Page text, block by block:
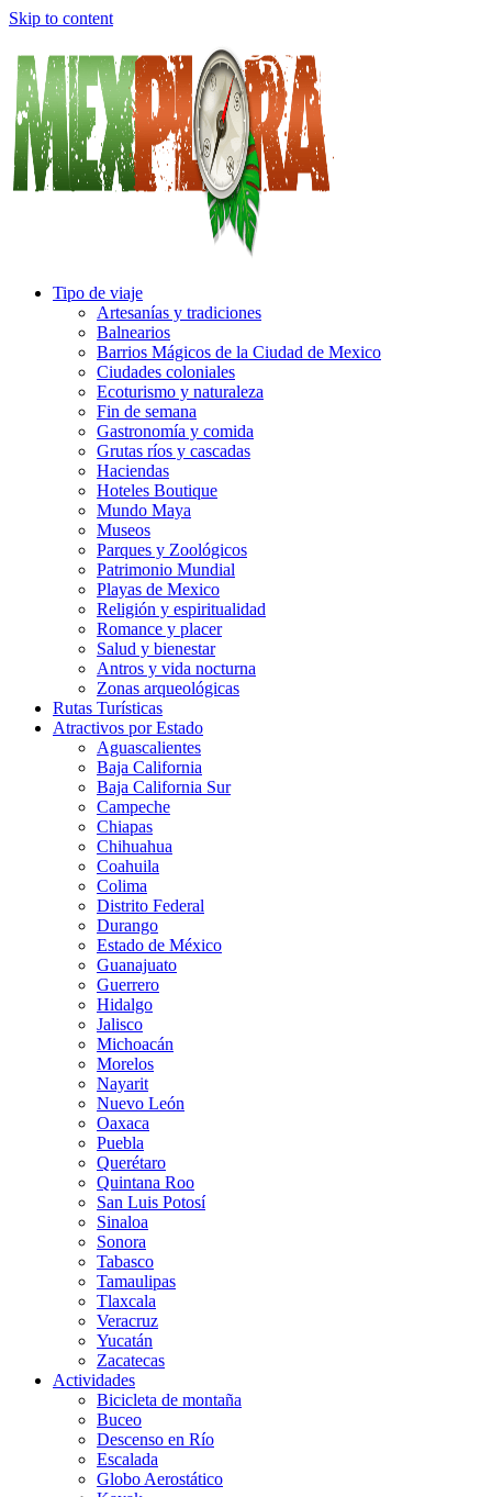
Skip to content
Tipo de viaje
Artesanías y tradiciones
Balnearios
Barrios Mágicos de la Ciudad de Mexico
Ciudades coloniales
Ecoturismo y naturaleza
Fin de semana
Gastronomía y comida
Grutas ríos y cascadas
Haciendas
Hoteles Boutique
Mundo Maya
Museos
Parques y Zoológicos
Patrimonio Mundial
Playas de Mexico
Religión y espiritualidad
Romance y placer
Salud y bienestar
Antros y vida nocturna
Zonas arqueológicas
Rutas Turísticas
Atractivos por Estado
Aguascalientes
Baja California
Baja California Sur
Campeche
Chiapas
Chihuahua
Coahuila
Colima
Distrito Federal
Durango
Estado de México
Guanajuato
Guerrero
Hidalgo
Jalisco
Michoacán
Morelos
Nayarit
Nuevo León
Oaxaca
Puebla
Querétaro
Quintana Roo
San Luis Potosí
Sinaloa
Sonora
Tabasco
Tamaulipas
Tlaxcala
Veracruz
Yucatán
Zacatecas
Actividades
Bicicleta de montaña
Buceo
Descenso en Río
Escalada
Globo Aerostático